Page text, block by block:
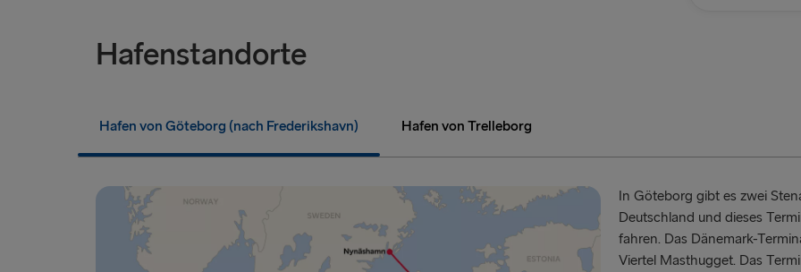
Hafenstandorte
Hafen von Göteborg (nach Frederikshavn) Hafen von Trelleborg
In Göteborg gibt es zwei
Deutschland und dieses
fahren. Das Dänemark-
Viertel Masthugget. Das